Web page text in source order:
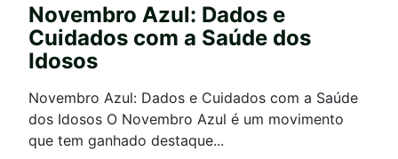
Novembro Azul: Dados e
Cuidados com a Saúde dos
Idosos
Novembro Azul: Dados e Cuidados com a Saúde
dos Idosos O Novembro Azul é um movimento
que tem ganhado destaque...